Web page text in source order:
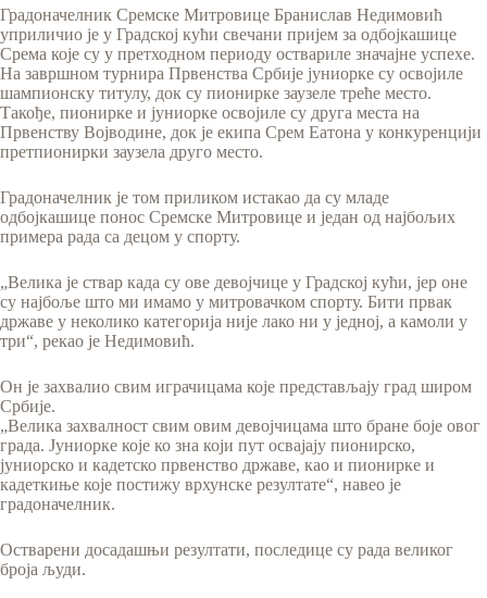
Градоначелник Сремске Митровице Бранислав Недимовић
уприличио је у Градској кући свечани пријем за одбојкашице
Срема које су у претходном периоду оствариле значајне успехе.
На завршном турнира Првенства Србије јуниорке су освојиле
шампионску титулу, док су пионирке заузеле треће место.
Такође, пионирке и јуниорке освојиле су друга места на
Првенству Војводине, док је екипа Срем Еатона у конкуренцији
претпионирки заузела друго место.
Градоначелник је том приликом истакао да су младе
одбојкашице понос Сремске Митровице и један од најбољих
примера рада са децом у спорту.
„Велика је ствар када су ове девојчице у Градској кући, јер оне
су најбоље што ми имамо у митровачком спорту. Бити првак
државе у неколико категорија није лако ни у једној, а камоли у
три“, рекао је Недимовић.
Он је захвалио свим играчицама које представљају град широм
Србије.
„Велика захвалност свим овим девојчицама што бране боје овог
града. Јуниорке које ко зна који пут освајају пионирско,
јуниорско и кадетско првенство државе, као и пионирке и
кадеткиње које постижу врхунске резултате“, навео је
градоначелник.
Остварени досадашњи резултати, последице су рада великог
броја људи.